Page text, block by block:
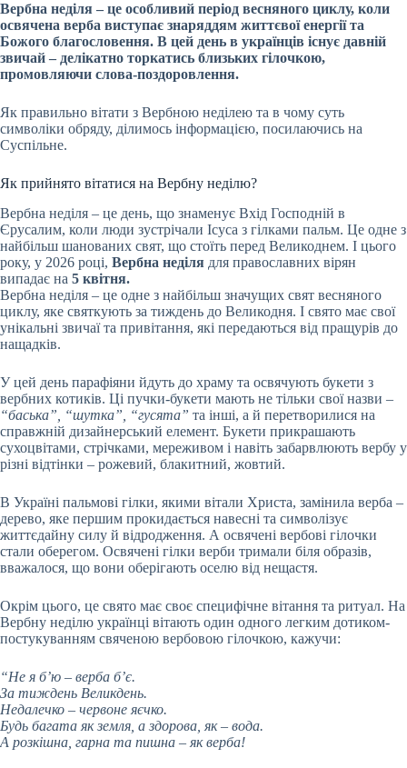
Вербна неділя – це особливий період весняного циклу, коли
освячена верба виступає знаряддям життєвої енергії та
Божого благословення. В цей день в українців існує давній
звичай – делікатно торкатись близьких гілочкою,
промовляючи слова-поздоровлення.
Як правильно вітати з Вербною неділею та в чому суть
символіки обряду, ділимось інформацією, посилаючись на
Суспільне.
Як прийнято вітатися на Вербну неділю?
Вербна неділя – це день, що знаменує Вхід Господній в
Єрусалим, коли люди зустрічали Ісуса з гілками пальм. Це одне з
найбільш шанованих свят, що стоїть перед Великоднем. І цього
року, у 2026 році, Вербна неділя для православних вірян
випадає на 5 квітня.
Вербна неділя – це одне з найбільш значущих свят весняного
циклу, яке святкують за тиждень до Великодня. І свято має свої
унікальні звичаї та привітання, які передаються від пращурів до
нащадків.
У цей день парафіяни йдуть до храму та освячують букети з
вербних котиків. Ці пучки-букети мають не тільки свої назви –
“баська”, “шутка”, “гусята” та інші, а й перетворилися на
справжній дизайнерський елемент. Букети прикрашають
сухоцвітами, стрічками, мереживом і навіть забарвлюють вербу у
різні відтінки – рожевий, блакитний, жовтий.
В Україні пальмові гілки, якими вітали Христа, замінила верба –
дерево, яке першим прокидається навесні та символізує
життєдайну силу й відродження. А освячені вербові гілочки
стали оберегом. Освячені гілки верби тримали біля образів,
вважалося, що вони оберігають оселю від нещастя.
Окрім цього, це свято має своє специфічне вітання та ритуал. На
Вербну неділю українці вітають один одного легким дотиком-
постукуванням свяченою вербовою гілочкою, кажучи:
“Не я б’ю – верба б’є.
За тиждень Великдень.
Недалечко – червоне яєчко.
Будь багата як земля, а здорова, як – вода.
А розкішна, гарна та пишна – як верба!